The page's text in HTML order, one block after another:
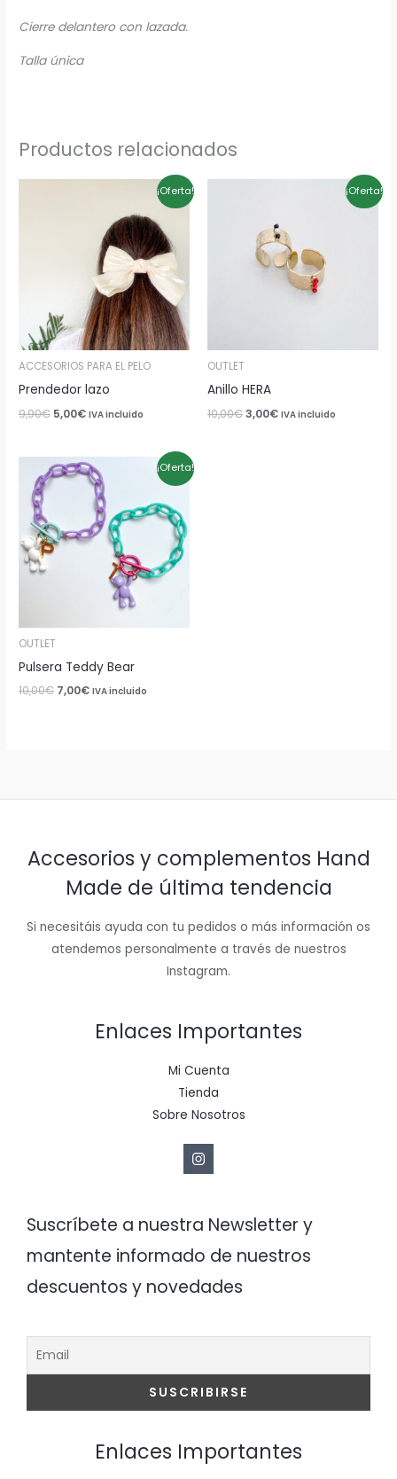
Cierre delantero con lazada.
Talla única
Productos relacionados
¡Oferta!
ACCESORIOS PARA EL PELO
Prendedor lazo
9,90€ 5,00€
actual
5,00€.
IVA incluido
¡Oferta!
OUTLET
Anillo HERA
10,00€
era:
10,00€.
3,00€
es:
3,00€.
IVA incluido
¡Oferta!
OUTLET
Pulsera Teddy Bear
10,00€
El
precio
original
10,00€.
7,00€
El
precio
actual
es:
7,00€.
IVA incluido
Accesorios y complementos Hand
Made de última tendencia
Si necesitáis ayuda con tu pedidos o más información os
atendemos personalmente a través de nuestros
Instagram.
Enlaces Importantes
Mi Cuenta
Tienda
Sobre Nosotros
Suscríbete a nuestra Newsletter y
mantente informado de nuestros
descuentos y novedades
Enlaces Importantes